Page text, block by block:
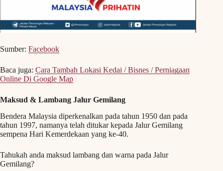
Sumber: Facebook
Baca juga: Cara Tambah Lokasi Kedai / Bisnes / Perniagaan
Online Di Google Map
Maksud & Lambang Jalur Gemilang
Bendera Malaysia diperkenalkan pada tahun 1950 dan pada
tahun 1997, namanya telah ditukar kepada Jalur Gemilang
sempena Hari Kemerdekaan yang ke-40.
Tahukah anda maksud lambang dan warna pada Jalur
Gemilang?